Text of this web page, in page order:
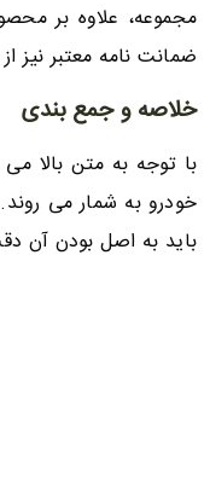
مجموعه، علاوه بر
ضمانت نامه معتبر نیز
خلاصه و جمع بندی
با توجه به متن بالا
خودرو به شمار می
باید به اصل بودن آن